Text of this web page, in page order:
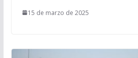
15 de marzo de 2025